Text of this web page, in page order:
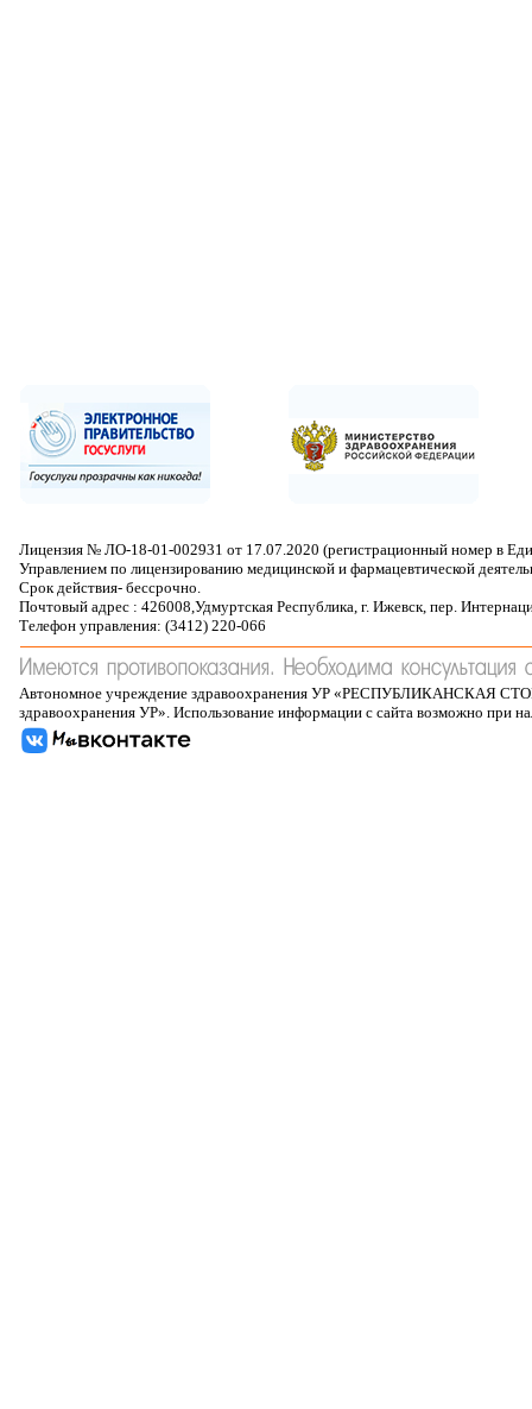
Лицензия № ЛО-18-01-002931 от 17.07.2020 (регистрационный номер в
Управлением по лицензированию медицинской и фармацевтической
Срок действия- бессрочно.
Почтовый адрес : 426008,Удмуртская Республика, г. Ижевск, пер.
Телефон управления: (3412) 220-066
Автономное учреждение здравоохранения УР
здравоохранения УР». Использование информации с сайта возможно при